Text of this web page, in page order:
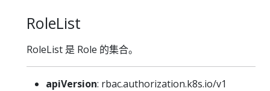
RoleList
RoleList 是 Role 的集合。
apiVersion: rbac.authorization.k8s.io/v1